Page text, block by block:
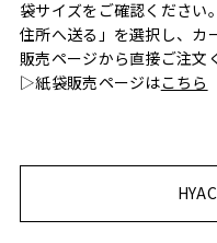
袋サイズをご確認ください
住所へ送る」を選択し、カ
販売ページから直接ご注文
▷紙袋販売ページはこちら